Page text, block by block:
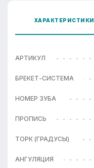
ХАРАКТЕРИСТИКИ
АРТИКУЛ
БРЕКЕТ-СИСТЕМА
НОМЕР ЗУБА
ПРОПИСЬ
ТОРК (ГРАДУСЫ)
АНГУЛЯЦИЯ